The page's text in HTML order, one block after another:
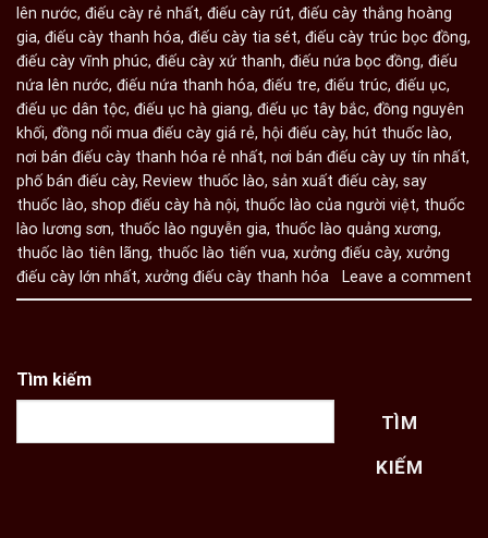
lên nước, điếu cày rẻ nhất, điếu cày rút, điếu cày thắng hoàng
gia, điếu cày thanh hóa, điếu cày tia sét, điếu cày trúc bọc đồng,
điếu cày vĩnh phúc, điếu cày xứ thanh, điếu nứa bọc đồng, điếu
nứa lên nước, điếu nứa thanh hóa, điếu tre, điếu trúc, điếu ục,
điếu ục dân tộc, điếu ục hà giang, điếu ục tây bắc, đồng nguyên
khối, đồng nổi mua điếu cày giá rẻ, hội điếu cày, hút thuốc lào,
nơi bán điếu cày thanh hóa rẻ nhất, nơi bán điếu cày uy tín nhất,
phố bán điếu cày, Review thuốc lào, sản xuất điếu cày, say
thuốc lào, shop điếu cày hà nội, thuốc lào của người việt, thuốc
lào lương sơn, thuốc lào nguyễn gia, thuốc lào quảng xương,
thuốc lào tiên lãng, thuốc lào tiến vua, xưởng điếu cày, xưởng
điếu cày lớn nhất, xưởng điếu cày thanh hóa Leave a comment
Tìm kiếm
TÌM
KIẾM